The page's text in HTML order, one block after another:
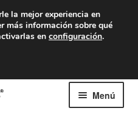
7 EUR
9 a. m. a 4 p. m.
Menú
la mejor experiencia en
más información sobre qué
en configuración.